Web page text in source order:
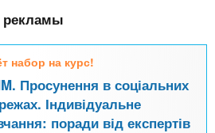
рекламы
набор на курс!
Просунення в соціальних
Індивідуальне
поради від експертів